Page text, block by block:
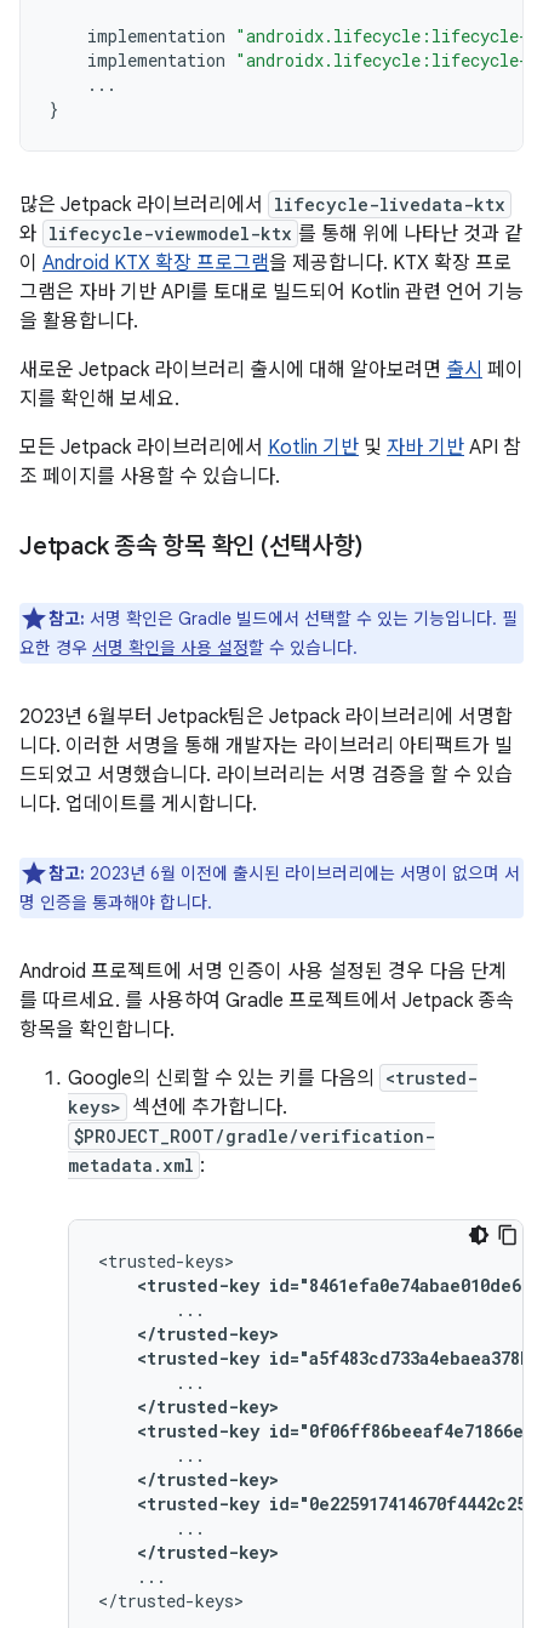
implementation "androidx.lifecycle:lifecycle-
implementation "androidx.lifecycle:lifecycle-
...
}
많은 Jetpack 라이브러리에서 lifecycle-livedata-ktx
와 lifecycle-viewmodel-ktx 를 통해 위에 나타난 것과 같
이 Android KTX 확장 프로그램을 제공합니다. KTX 확장 프로
그램은 자바 기반 API를 토대로 빌드되어 Kotlin 관련 언어 기능
을 활용합니다.
새로운 Jetpack 라이브러리 출시에 대해 알아보려면 출시 페이
지를 확인해 보세요.
모든 Jetpack 라이브러리에서 Kotlin 기반 및 자바 기반 API 참
조 페이지를 사용할 수 있습니다.
Jetpack 종속 항목 확인 (선택사항)
참고: 서명 확인은 Gradle 빌드에서 선택할 수 있는 기능입니다. 필
요한 경우 서명 확인을 사용 설정할 수 있습니다.
2023년 6월부터 Jetpack팀은 Jetpack 라이브러리에 서명합
니다. 이러한 서명을 통해 개발자는 라이브러리 아티팩트가 빌
드되었고 서명했습니다. 라이브러리는 서명 검증을 할 수 있습
니다. 업데이트를 게시합니다.
참고: 2023년 6월 이전에 출시된 라이브러리에는 서명이 없으며 서
명 인증을 통과해야 합니다.
Android 프로젝트에 서명 인증이 사용 설정된 경우 다음 단계
를 따르세요. 를 사용하여 Gradle 프로젝트에서 Jetpack 종속
항목을 확인합니다.
Google의 신뢰할 수 있는 키를 다음의
<trusted-
keys> 섹션에 추가합니다.
$PROJECT_ROOT/gradle/verification-
metadata.xml :
<trusted-key
</trusted-key>
<trusted-key
</trusted-key>
<trusted-key
</trusted-key>
<trusted-key
</trusted-key>
...